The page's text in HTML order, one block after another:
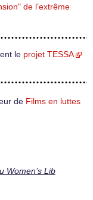
de l’extrême
le projet TESSA
de Films en luttes
Women’s Lib